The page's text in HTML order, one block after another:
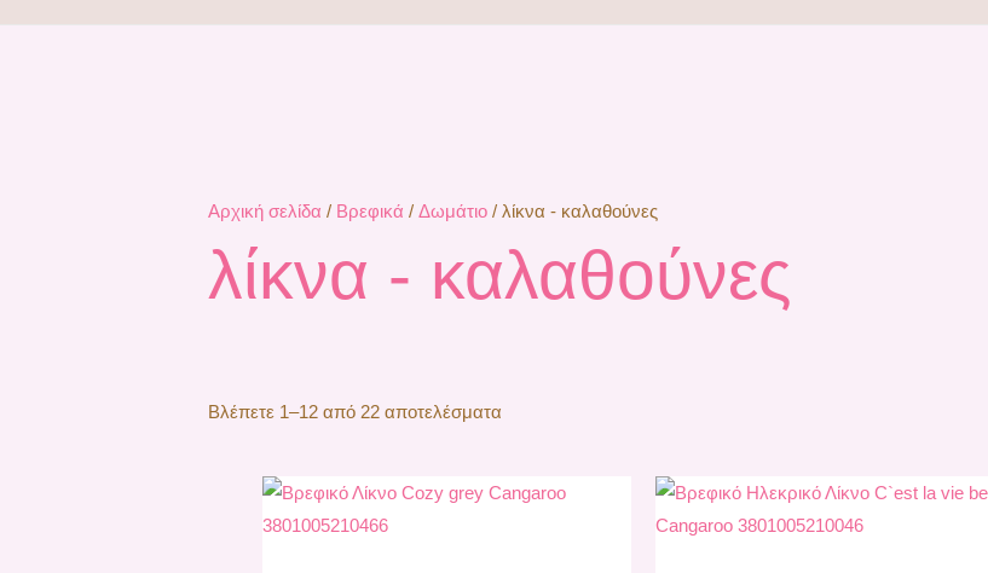
Αρχική σελίδα / Βρεφικά /Δωμάτιο / λίκνα - καλαθούνες
λίκνα - καλαθούνες
Βλέπετε 1–12 από 22 αποτελέσματα